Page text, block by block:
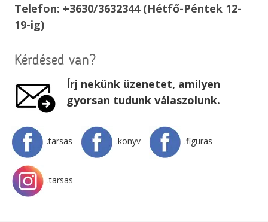
Telefon: +3630/3632344 (Hétfő-Péntek 12-
19-ig)
Kérdésed van?
Írj nekünk üzenetet, amilyen
gyorsan tudunk válaszolunk.
.tarsas .konyv .figuras
.tarsas